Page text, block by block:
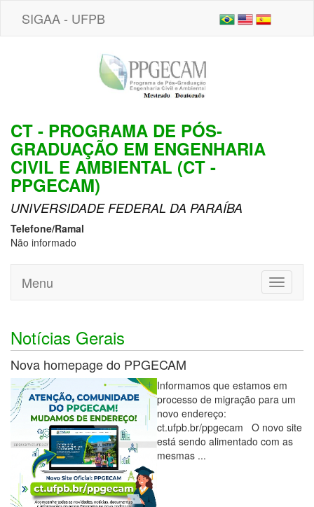
SIGAA - UFPB
CT - PROGRAMA DE PÓS-
GRADUAÇÃO EM ENGENHARIA
CIVIL E AMBIENTAL (CT -
PPGECAM)
UNIVERSIDADE FEDERAL DA PARAÍBA
Telefone/Ramal
Não informado
Toggle
Menu
Notícias Gerais
Nova homepage do PPGECAM
Informamos que estamos em
processo de migração para um
novo endereço:
ct.ufpb.br/ppgecam O novo site
está sendo alimentado com as
mesmas ...